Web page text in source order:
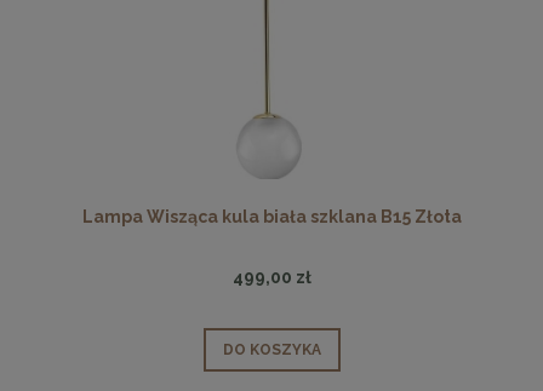
Lampa Wisząca kula biała szklana B15 Złota
499,00 zł
DO KOSZYKA